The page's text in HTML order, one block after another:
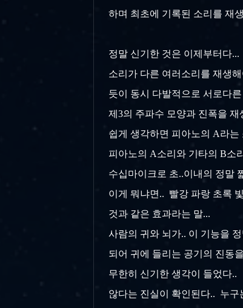
하며 최초에 기록된 소리를 재
정말 신기한 것은 이제부터다
소리가 다른 여러소리를 재생
듯이 동시 다발적으로 서로다
제3의 주파수 모양과 진폭을
쉽게 생각하면 피아노의 A라
피아노의 A소리와 기타의 B소
수십마이크로 초..이내의 정말
이게 뭐냐면.. 빨강 파랑 초록
것과 같은 효과라는 말...
사람의 귀와 뇌가.. 이 기능을
되어 귀에 들리는 공기의 진동
무한히 신기한 생각이 들었다
않다는 진실이 확인된다.. 누구